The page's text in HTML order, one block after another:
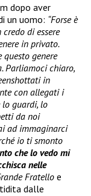
dopo aver
un uomo: “Forse è
di essere
in privato.
questo genere
Parliamoci chiaro,
in
con allegati i
lo guardi, lo
da noi
ad immaginarci
io ti smonto
che lo vedo mi
nelle
Fratelloe
dalle